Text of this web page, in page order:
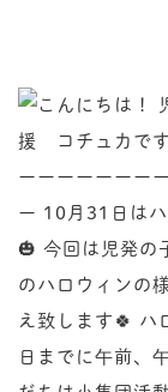
♩ ーーーーーーーーーーーーーー 10月31日はハロ